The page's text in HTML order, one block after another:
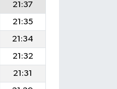
21:37
21:35
21:34
21:32
21:31